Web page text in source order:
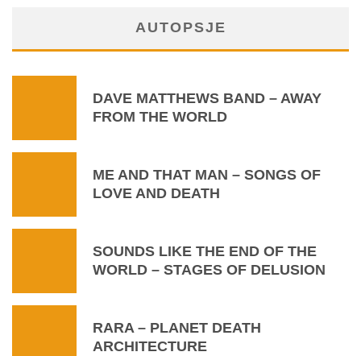
AUTOPSJE
DAVE MATTHEWS BAND – AWAY
FROM THE WORLD
ME AND THAT MAN – SONGS OF
LOVE AND DEATH
SOUNDS LIKE THE END OF THE
WORLD – STAGES OF DELUSION
RARA – PLANET DEATH
ARCHITECTURE